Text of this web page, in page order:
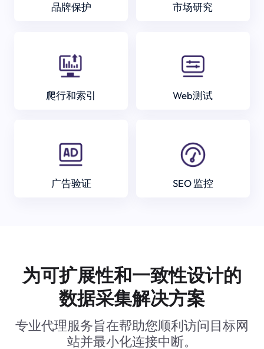
品牌保护 市场研究
爬行和索引 Web测试
广告验证 SEO 监控
为可扩展性和一致性设计的
数据采集解决方案
专业代理服务旨在帮助您顺利访问目标网
站并最小化连接中断。